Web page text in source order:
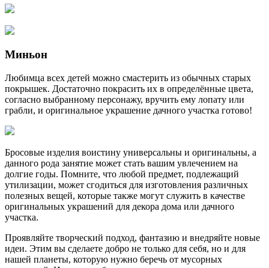
Миньон
Любимца всех детей можно смастерить из обычных старых
покрышек. Достаточно покрасить их в определённые цвета,
согласно выбранному персонажу, вручить ему лопату или
грабли, и оригинальное украшение дачного участка готово!
Бросовые изделия воистину универсальны и оригинальны, а
данного рода занятие может стать вашим увлечением на
долгие годы. Помните, что любой предмет, подлежащий
утилизации, может сгодиться для изготовления различных
полезных вещей, которые также могут служить в качестве
оригинальных украшений для декора дома или дачного
участка.
Проявляйте творческий подход, фантазию и внедряйте новые
идеи. Этим вы сделаете добро не только для себя, но и для
нашей планеты, которую нужно беречь от мусорных